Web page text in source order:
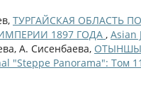
ТУРГАЙСКАЯ ОБЛАСТЬ
1897 ГОДА , Asian
А. Сисенбаева, ОТЫНШЫ
"Steppe Panorama": Том